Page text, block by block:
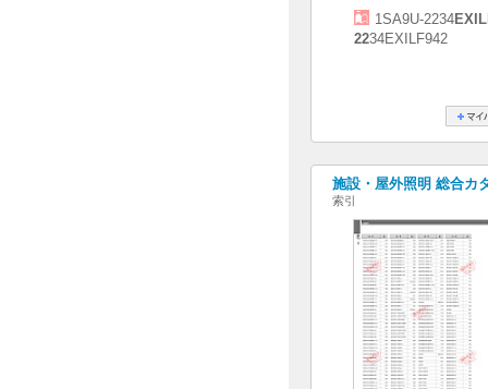
1SA9U-2234
2234EXILF942
施設・屋外照明 総合カ
索引